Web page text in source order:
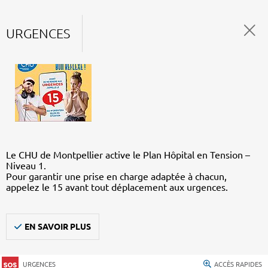
URGENCES
Le CHU de Montpellier active le Plan Hôpital en Tension –
Niveau 1.
Pour garantir une prise en charge adaptée à chacun,
appelez le 15 avant tout déplacement aux urgences.
EN SAVOIR PLUS
URGENCES ACCÈS RAPIDES